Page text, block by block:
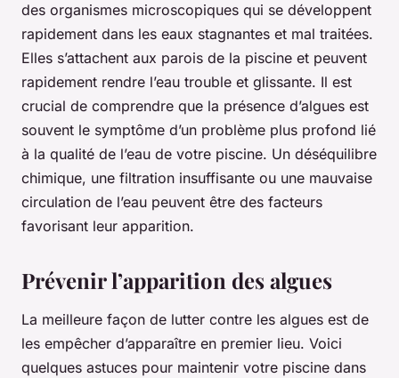
des organismes microscopiques qui se développent
rapidement dans les eaux stagnantes et mal traitées.
Elles s’attachent aux parois de la piscine et peuvent
rapidement rendre l’eau trouble et glissante. Il est
crucial de comprendre que la présence d’algues est
souvent le symptôme d’un problème plus profond lié
à la qualité de l’eau de votre piscine. Un déséquilibre
chimique, une filtration insuffisante ou une mauvaise
circulation de l’eau peuvent être des facteurs
favorisant leur apparition.
Prévenir l’apparition des algues
La meilleure façon de lutter contre les algues est de
les empêcher d’apparaître en premier lieu. Voici
quelques astuces pour maintenir votre piscine dans